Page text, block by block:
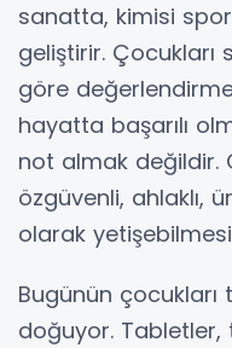
sanatta, kimisi
geliştirir. Çocukları
göre
hayatta başarılı
not almak değildir.
özgüvenli, ahlaklı,
olarak
Bugünün çocukları
doğuyor.